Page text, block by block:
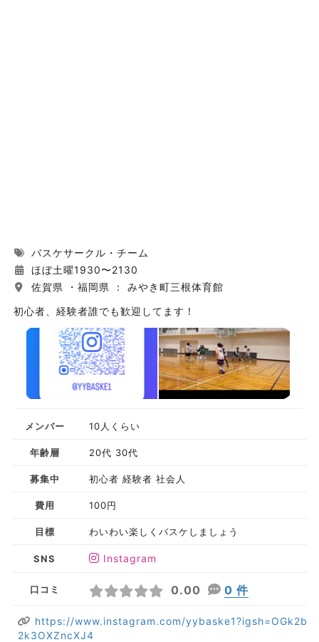
バスケサークル・チーム
ほぼ土曜1930〜2130
佐賀県 ・福岡県 ： みやき町三根体育館
初心者、経験者誰でも歓迎してます！
メンバー 10人くらい
年齢層 20代 30代
募集中 初心者 経験者 社会人
費用 100円
目標 わいわい楽しくバスケしましょう
SNS Instagram
口コミ 0.00 0 件
https://www.instagram.com/yybaske1?igsh=OGk2b
2k3OXZncXJ4